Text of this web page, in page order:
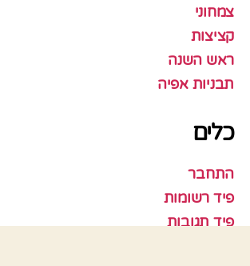
צמחוני
קציצות
ראש השנה
תבניות אפיה
כלים
התחבר
פיד רשומות
פיד תגובות